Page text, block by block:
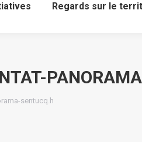
Regards sur le
sentucq.h